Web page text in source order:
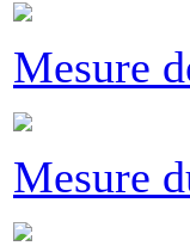
Mesure
Mesure